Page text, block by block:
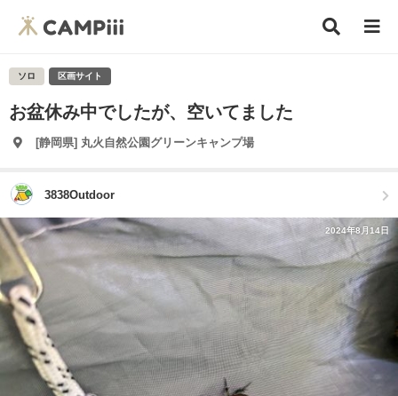
ソロ 区画サイト
お盆休み中でしたが、空いてました
[静岡県] 丸火自然公園グリーンキャンプ場
3838Outdoor
2024年8月14日